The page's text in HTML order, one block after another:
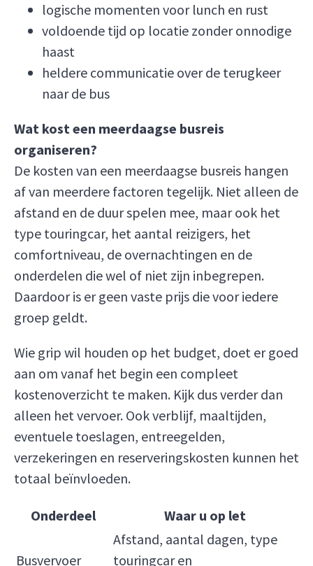
logische momenten voor lunch en rust
voldoende tijd op locatie zonder onnodige
haast
heldere communicatie over de terugkeer
naar de bus
Wat kost een meerdaagse busreis
organiseren?
De kosten van een meerdaagse busreis hangen
af van meerdere factoren tegelijk. Niet alleen de
afstand en de duur spelen mee, maar ook het
type touringcar, het aantal reizigers, het
comfortniveau, de overnachtingen en de
onderdelen die wel of niet zijn inbegrepen.
Daardoor is er geen vaste prijs die voor iedere
groep geldt.
Wie grip wil houden op het budget, doet er goed
aan om vanaf het begin een compleet
kostenoverzicht te maken. Kijk dus verder dan
alleen het vervoer. Ook verblijf, maaltijden,
eventuele toeslagen, entreegelden,
verzekeringen en reserveringskosten kunnen het
totaal beïnvloeden.
Onderdeel Waar u op let
Busvervoer
Afstand, aantal dagen, type
touringcar en